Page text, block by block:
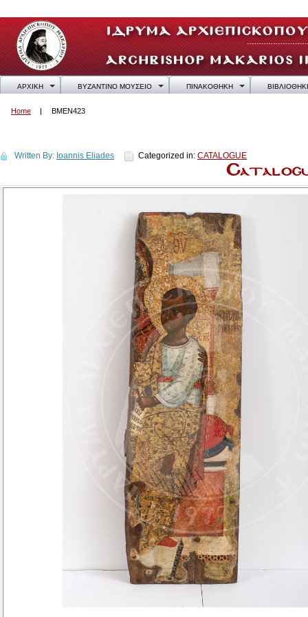
ΑΡΧΙΚΗ ΒΥΖΑΝΤΙΝΟ ΜΟΥΣΕΙΟ ΠΙΝΑΚΟΘΗΚΗ
Home BMEN423
Written By: Ioannis Eliades Categorized in: CATALOGUE